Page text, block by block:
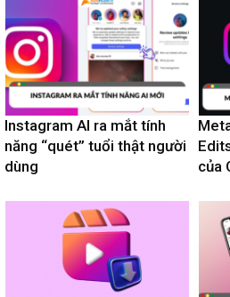
Instagram AI ra mắt tính
năng “quét” tuổi thật người
dùng
của